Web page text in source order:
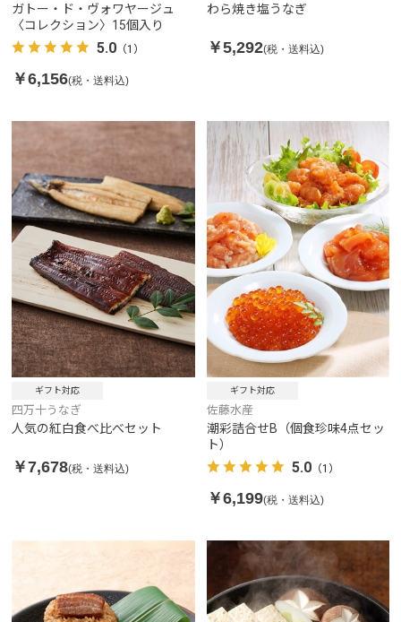
ガトー・ド・ヴォワヤージュ
〈コレクション〉15個入り
5.0 （1）
￥6,156(税・送料込)
わら焼き塩うなぎ
￥5,292(税・送料込)
ギフト対応
四万十うなぎ
人気の紅白食べ比べセット
￥7,678(税・送料込)
ギフト対応
佐藤水産
潮彩詰合せB（個食珍味4点セッ
ト）
5.0（1）
￥6,199(税・送料込)